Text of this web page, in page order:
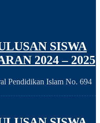
SISWA
2024 – 2025
Pendidikan Islam No. 694